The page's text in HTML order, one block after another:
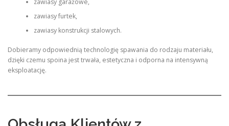
zawiasy furtek,
zawiasy konstrukcji stalowych.
Dobieramy odpowiednią technologię spawania do rodzaju materiału,
dzięki czemu spoina jest trwała, estetyczna i odporna na intensywną
eksploatację.